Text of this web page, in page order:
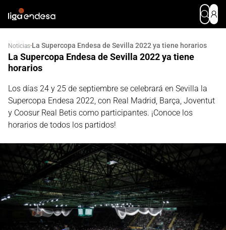
Noticias·La Supercopa Endesa de Sevilla 2022 ya tiene horarios
La Supercopa Endesa de Sevilla 2022 ya tiene
horarios
Los días 24 y 25 de septiembre se celebrará en Sevilla la
Supercopa Endesa 2022, con Real Madrid, Barça, Joventut
y Coosur Real Betis como participantes. ¡Conoce los
horarios de todos los partidos!